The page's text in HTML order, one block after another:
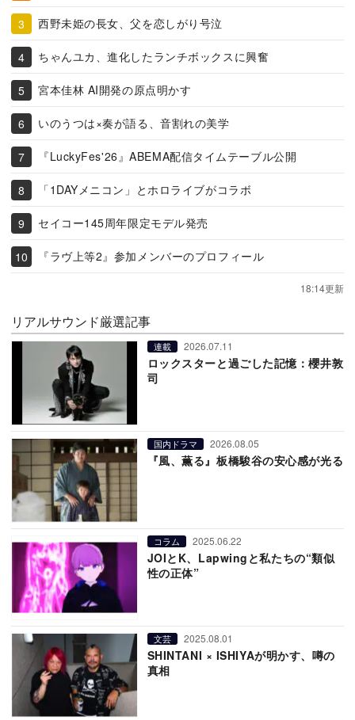
西野未姫の長女、父を恋しがり号泣
ちゃんユカ、進化したランチボックスに興奮
宮本佳林 AI開発の原点明かす
いのうつは×奏が語る、音割れの美学
『LuckyFes'26』ABEMA配信タイムテーブル公開
「1DAYメニコン」とホロライブがコラボ
セイコー145周年限定モデル発売
『ラヴ上等2』参加メンバーのプロフィール
18:14更新
リアルサウンド厳選記事
連載 2026.07.11
ロックスターと過ごした記憶：櫻井敦
司
国内ドラマ 2026.08.05
『風、薫る』板橋駿谷の安心感が光る
コラム 2025.06.22
JOIとK、Lapwingと私たちの“類似
性の正体”
文芸 2025.08.01
SHINTANI × ISHIYAが明かす、噂の
真相